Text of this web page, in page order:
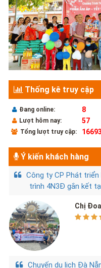
Thống kê truy cập
Đang online: 8
Lượt hôm nay: 57
Tổng lượt truy cập:
Ý kiến khách hàng
Công ty CP Phát triển
trình 4N3Đ gắn kết
Chị
Chuyến du lịch Đà